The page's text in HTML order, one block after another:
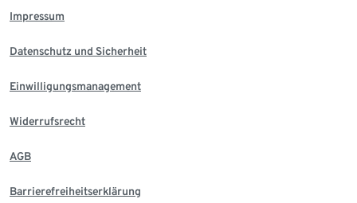
Impressum
Datenschutz und Sicherheit
Einwilligungsmanagement
Widerrufsrecht
AGB
Barrierefreiheitserklärung